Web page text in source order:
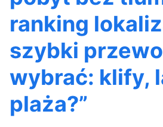
ranking
szybki
wybrać: klify,
plaża?”